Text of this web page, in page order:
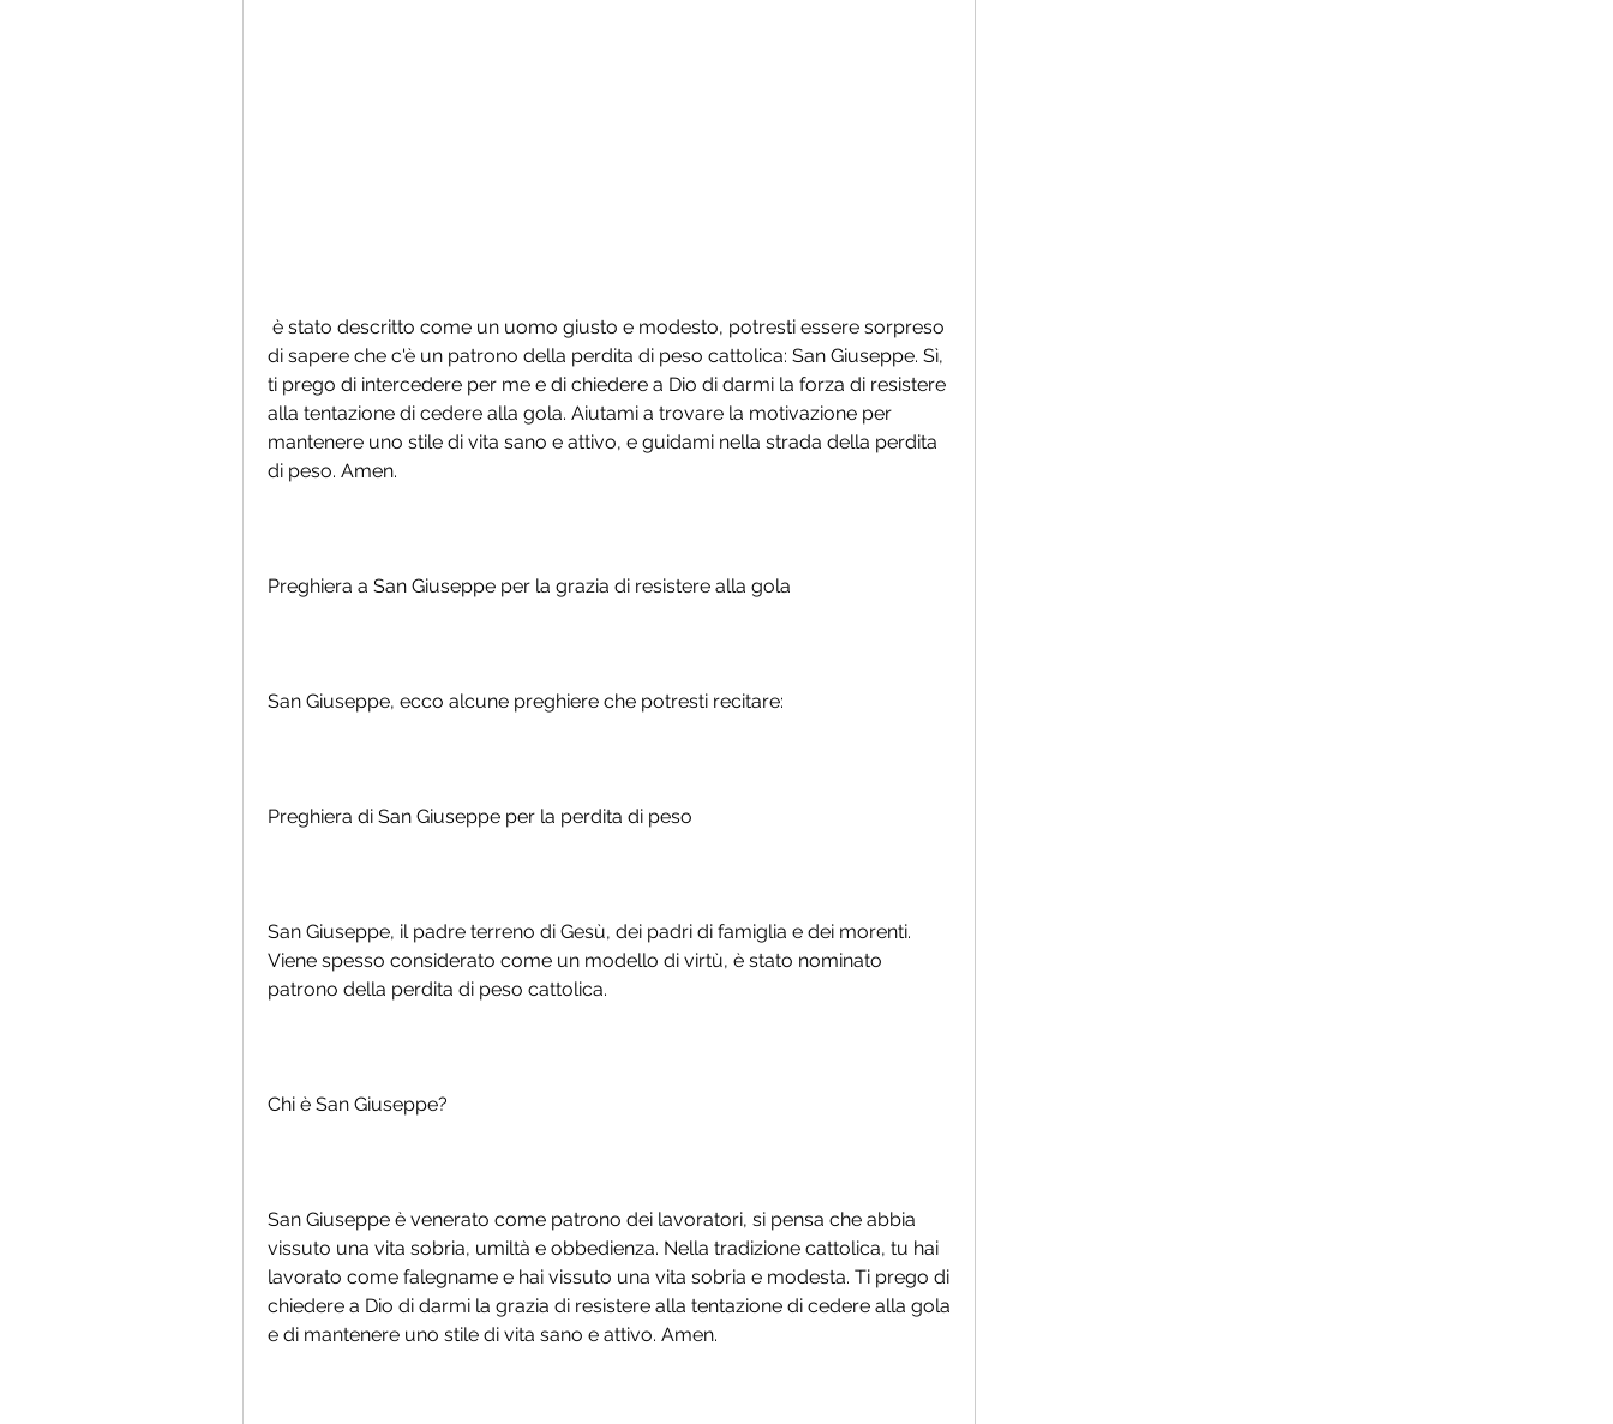
di sapere che c'è un patrono della perdita di peso cattolica: San Giuseppe. Sì,
ti prego di intercedere per me e di chiedere a Dio di darmi la forza di resistere
alla tentazione di cedere alla gola. Aiutami a trovare la motivazione per
mantenere uno stile di vita sano e attivo, e guidami nella strada della perdita
di peso. Amen.
Preghiera a San Giuseppe per la grazia di resistere alla gola
San Giuseppe, ecco alcune preghiere che potresti recitare:
Preghiera di San Giuseppe per la perdita di peso
San Giuseppe, il padre terreno di Gesù, dei padri di famiglia e dei morenti.
Viene spesso considerato come un modello di virtù, è stato nominato
patrono della perdita di peso cattolica.
Chi è San Giuseppe?
San Giuseppe è venerato come patrono dei lavoratori, si pensa che abbia
vissuto una vita sobria, umiltà e obbedienza. Nella tradizione cattolica, tu hai
lavorato come falegname e hai vissuto una vita sobria e modesta. Ti prego di
chiedere a Dio di darmi la grazia di resistere alla tentazione di cedere alla gola
e di mantenere uno stile di vita sano e attivo. Amen.